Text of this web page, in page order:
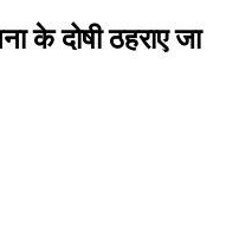
के दोषी ठहराए जा